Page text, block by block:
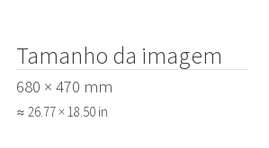
Tamanho da imagem
680 × 470 mm
≈ 26.77 × 18.50 in